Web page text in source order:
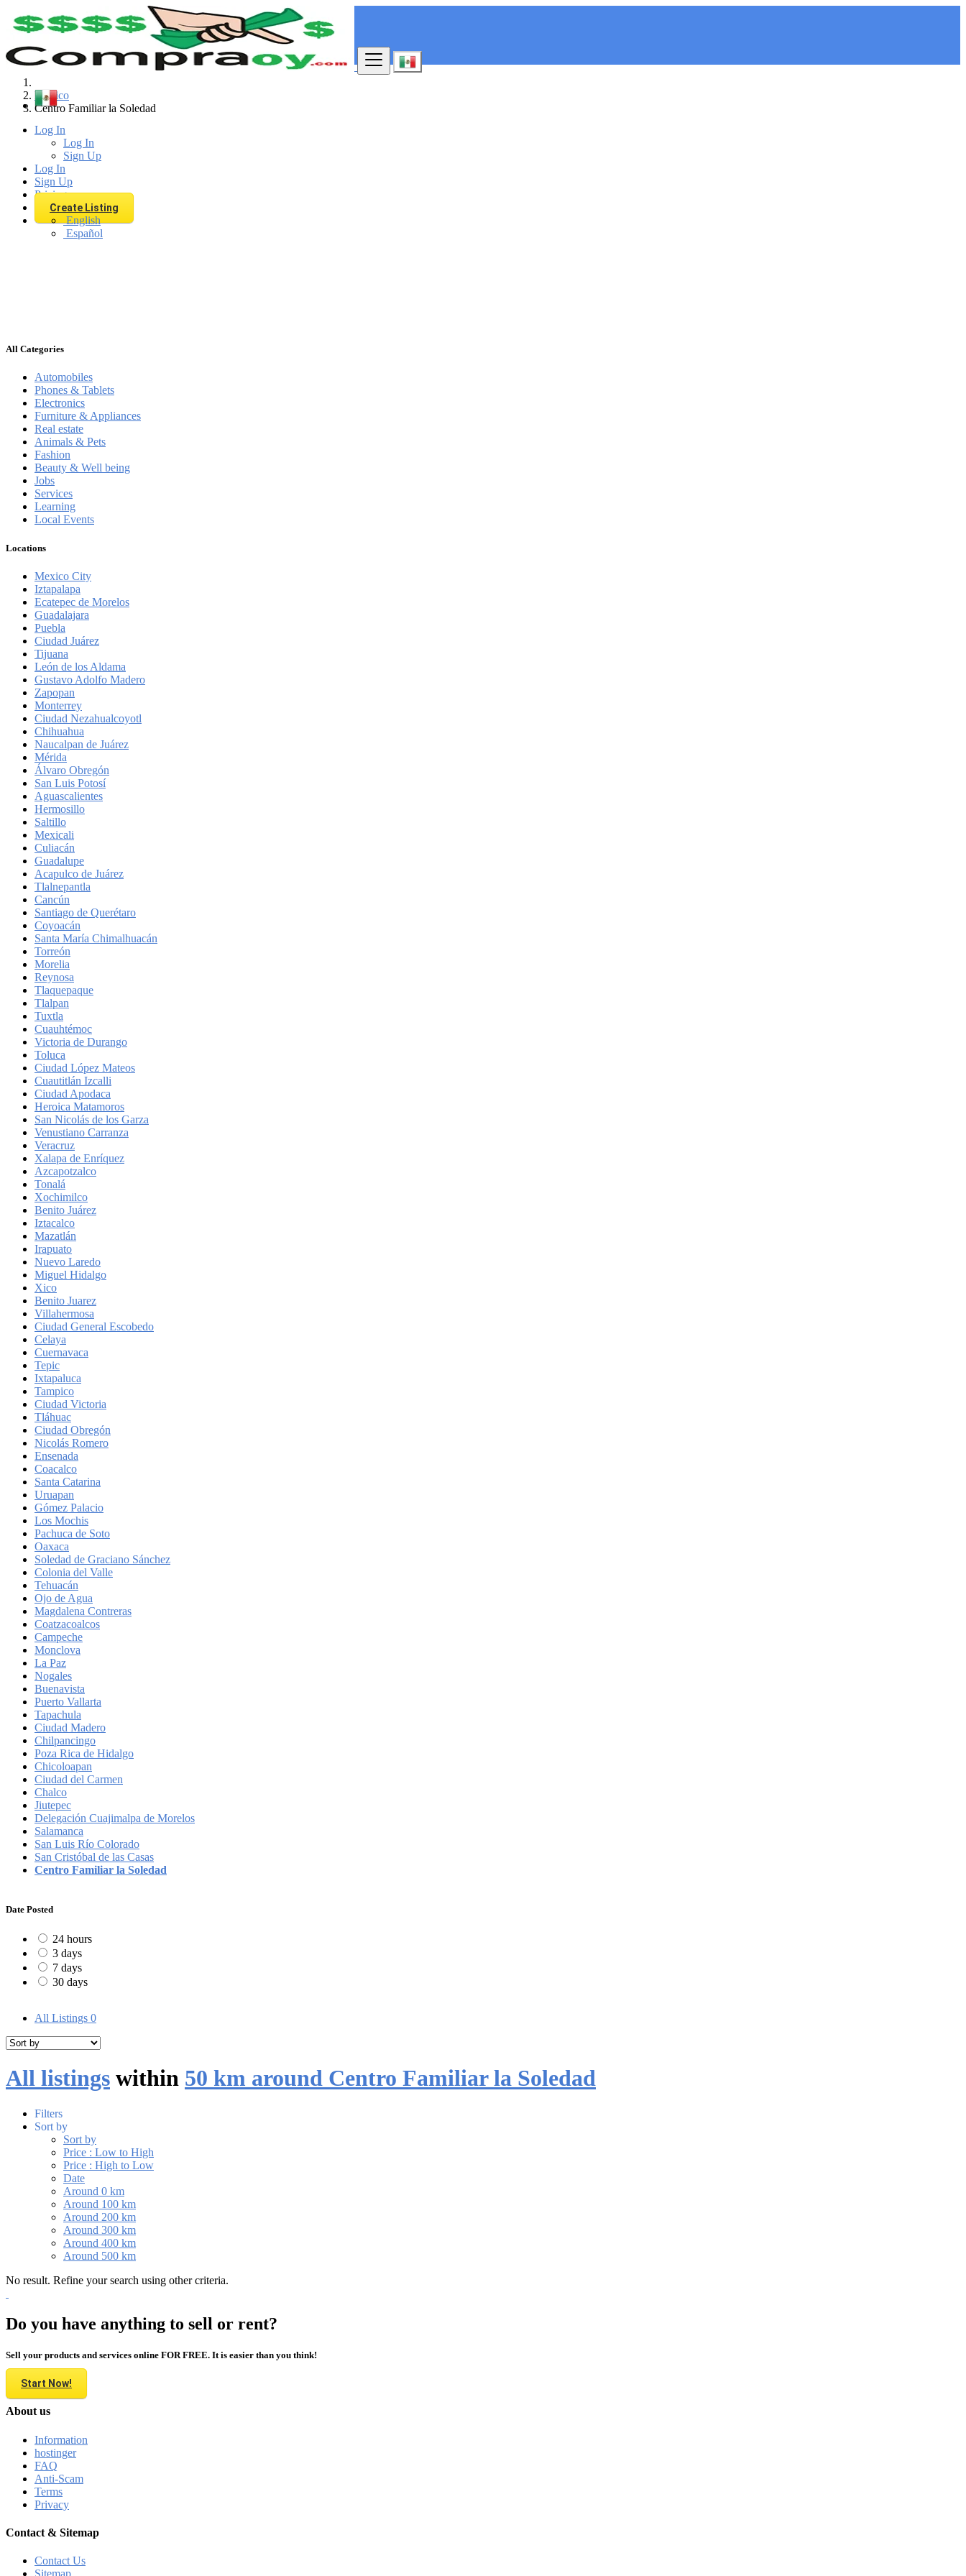
Log In
Log In
Sign Up
Log In
Sign Up
Pricing
Create Listing
English
Español
Find
Mexico
Centro Familiar la Soledad
All Categories
Automobiles
Phones & Tablets
Electronics
Furniture & Appliances
Real estate
Animals & Pets
Fashion
Beauty & Well being
Jobs
Services
Learning
Local Events
Locations
Mexico City
Iztapalapa
Ecatepec de Morelos
Guadalajara
Puebla
Ciudad Juárez
Tijuana
León de los Aldama
Gustavo Adolfo Madero
Zapopan
Monterrey
Ciudad Nezahualcoyotl
Chihuahua
Naucalpan de Juárez
Mérida
Álvaro Obregón
San Luis Potosí
Aguascalientes
Hermosillo
Saltillo
Mexicali
Culiacán
Guadalupe
Acapulco de Juárez
Tlalnepantla
Cancún
Santiago de Querétaro
Coyoacán
Santa María Chimalhuacán
Torreón
Morelia
Reynosa
Tlaquepaque
Tlalpan
Tuxtla
Cuauhtémoc
Victoria de Durango
Toluca
Ciudad López Mateos
Cuautitlán Izcalli
Ciudad Apodaca
Heroica Matamoros
San Nicolás de los Garza
Venustiano Carranza
Veracruz
Xalapa de Enríquez
Azcapotzalco
Tonalá
Xochimilco
Benito Juárez
Iztacalco
Mazatlán
Irapuato
Nuevo Laredo
Miguel Hidalgo
Xico
Benito Juarez
Villahermosa
Ciudad General Escobedo
Celaya
Cuernavaca
Tepic
Ixtapaluca
Tampico
Ciudad Victoria
Tláhuac
Ciudad Obregón
Nicolás Romero
Ensenada
Coacalco
Santa Catarina
Uruapan
Gómez Palacio
Los Mochis
Pachuca de Soto
Oaxaca
Soledad de Graciano Sánchez
Colonia del Valle
Tehuacán
Ojo de Agua
Magdalena Contreras
Coatzacoalcos
Campeche
Monclova
La Paz
Nogales
Buenavista
Puerto Vallarta
Tapachula
Ciudad Madero
Chilpancingo
Poza Rica de Hidalgo
Chicoloapan
Ciudad del Carmen
Chalco
Jiutepec
Delegación Cuajimalpa de Morelos
Salamanca
San Luis Río Colorado
San Cristóbal de las Casas
Centro Familiar la Soledad
Date Posted
24 hours
3 days
7 days
30 days
All Listings 0
All listings within 50 km around Centro Familiar la Soledad
Filters
Sort by
Sort by
Price : Low to High
Price : High to Low
Date
Around 0 km
Around 100 km
Around 200 km
Around 300 km
Around 400 km
Around 500 km
No result. Refine your search using other criteria.
Do you have anything to sell or rent?
Sell your products and services online FOR FREE. It is easier than you think!
Start Now!
About us
Information
hostinger
FAQ
Anti-Scam
Terms
Privacy
Contact & Sitemap
Contact Us